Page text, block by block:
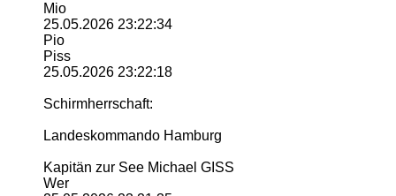
Mio
25.05.2026 23:22:34
Pio
Piss
25.05.2026 23:22:18
Schirmherrschaft:
Landeskommando Hamburg
Kapitän zur See Michael GISS
Wer